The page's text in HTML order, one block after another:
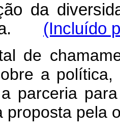
da
(Incluído
de
a
parceria
proposta pela